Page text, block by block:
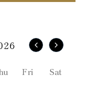
Fri Sat